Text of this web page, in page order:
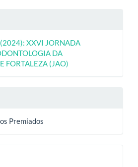
XXVI JORNADA
DA
FORTALEZA (JAO)
Premiados